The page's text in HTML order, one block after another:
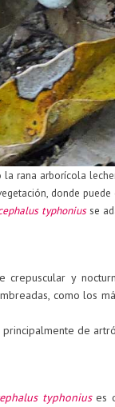
rana arborícola
donde
typhoniusse
crepuscular y
como los
de
typhoniuses